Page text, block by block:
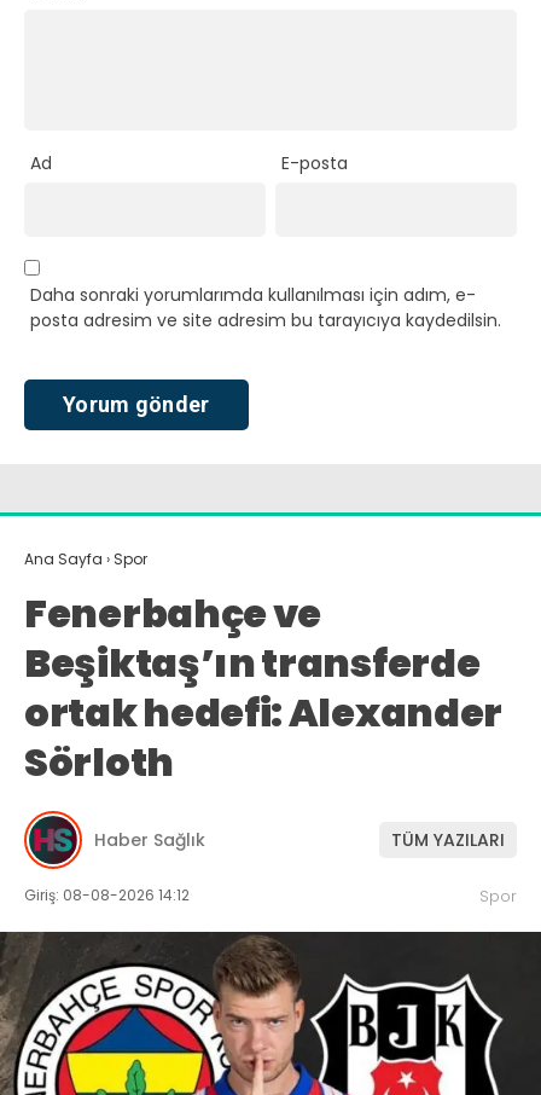
Ad E-posta
Daha sonraki yorumlarımda kullanılması için adım, e-
posta adresim ve site adresim bu tarayıcıya kaydedilsin.
Ana Sayfa › Spor
Fenerbahçe ve
Beşiktaş’ın transferde
ortak hedefi: Alexander
Sörloth
Haber Sağlık TÜM YAZILARI
Giriş: 08-08-2026 14:12 Spor